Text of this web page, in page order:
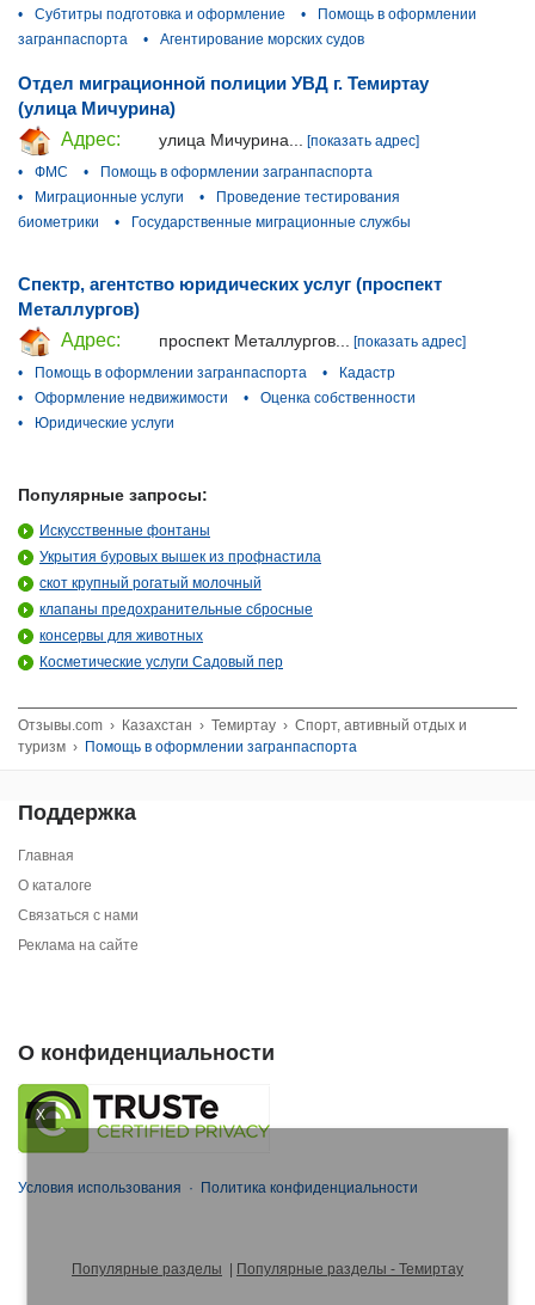
•
Субтитры подготовка и оформление •
Помощь в оформлении
загранпаспорта
• Агентирование морских судов
Отдел миграционной полиции УВД г. Темиртау
(улица Мичурина)
Адрес:
улица Мичурина...
[показать адрес]
•
ФМС •
Помощь в оформлении загранпаспорта
•
Миграционные услуги •
Проведение тестирования
биометрики
• Государственные миграционные службы
X
Спектр, агентство юридических услуг (проспект
Металлургов)
Адрес:
проспект Металлургов...
[показать адрес]
•
Помощь в оформлении загранпаспорта •
Кадастр
•
Оформление недвижимости •
Оценка собственности
•
Юридические услуги
Популярные запросы:
Искусственные фонтаны
Укрытия буровых вышек из профнастила
скот крупный рогатый молочный
клапаны предохранительные сбросные
консервы для животных
Косметические услуги Садовый пер
Отзывы.com › Казахстан › Темиртау › Спорт, автивный отдых и
туризм › Помощь в оформлении загранпаспорта
Поддержка
Главная
О каталоге
Связаться с нами
Реклама на сайте
О конфиденциальности
Условия использования · Политика конфиденциальности
Популярные разделы | Популярные разделы - Темиртау